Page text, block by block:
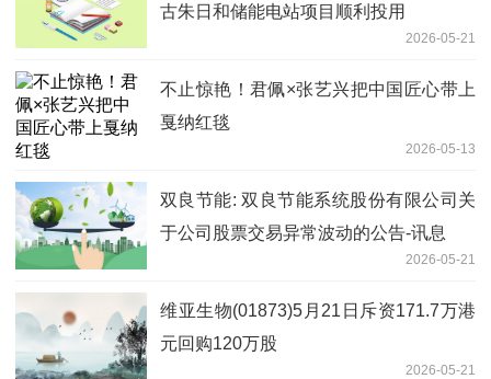
古朱日和储能电站项目顺利投用
2026-05-21
不止惊艳！君佩×张艺兴把中国匠心带上
戛纳红毯
2026-05-13
双良节能: 双良节能系统股份有限公司关
于公司股票交易异常波动的公告-讯息
2026-05-21
维亚生物(01873)5月21日斥资171.7万港
元回购120万股
2026-05-21